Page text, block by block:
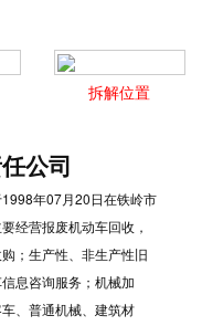
拆解位置
公司
年07月20日在铁岭市
经营报废机动车回收，
；生产性、非生产性旧
息咨询服务；机械加
、普通机械、建筑材